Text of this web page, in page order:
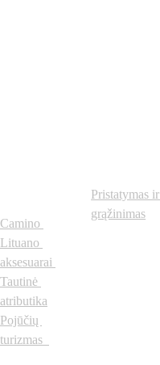
Camino
Lituano
aksesuarai
Tautinė
atributika
Pojūčių
turizmas
Pristatymas ir
grąžinimas